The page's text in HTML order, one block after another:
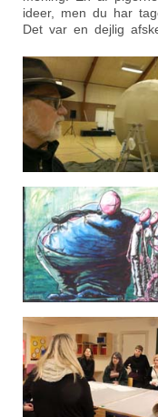
ideer, men du har
Det var en dejlig